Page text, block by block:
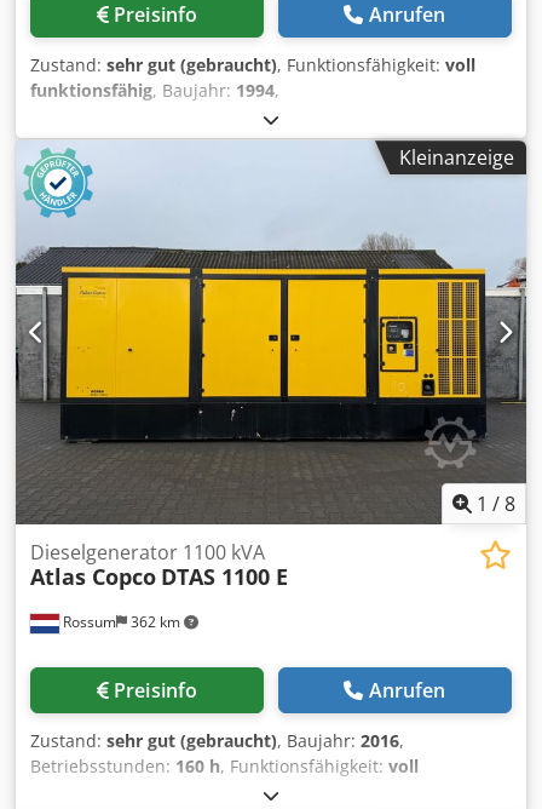
Preisinfo Anrufen
Zustand: sehr gut (gebraucht), Funktionsfähigkeit: voll
funktionsfähig, Baujahr: 1994,
Maschinen-/Fahrzeugnummer:
11.550 mm x 5.000 kg Dksdpfxov Ipvxo Ap Ier
Kleinanzeige
1 /8
Rossum 362 km
Dieselgenerator 1100 kVA
Atlas Copco DTAS 1100 E
Preisinfo Anrufen
Zustand: sehr gut (gebraucht), Baujahr: 2016,
Betriebsstunden: 160 h, Funktionsfähigkeit: voll
, Nennscheinleistung: